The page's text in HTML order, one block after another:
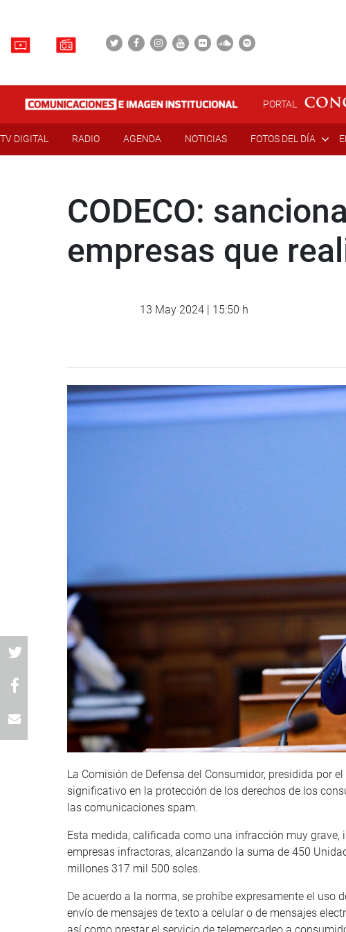
PORTAL
TV DIGITAL RADIO AGENDA NOTICIAS FOTOS DEL DÍA
CODECO:
empresas que
13 May 2024 | 15:50 h
La Comisión de Defensa del Consumidor, presidida por
significativo en la protección de los derechos de los
las comunicaciones spam.
Esta medida, calificada como una infracción muy
empresas infractoras, alcanzando la suma de 450
millones 317 mil 500 soles.
De acuerdo a la norma, se prohíbe expresamente el
envío de mensajes de texto a celular o de mensajes